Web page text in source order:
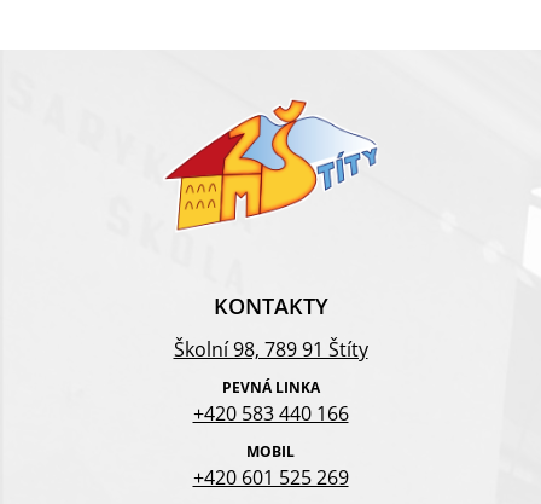
KONTAKTY
Školní 98, 789 91 Štíty
PEVNÁ LINKA
+420 583 440 166
MOBIL
+420 601 525 269